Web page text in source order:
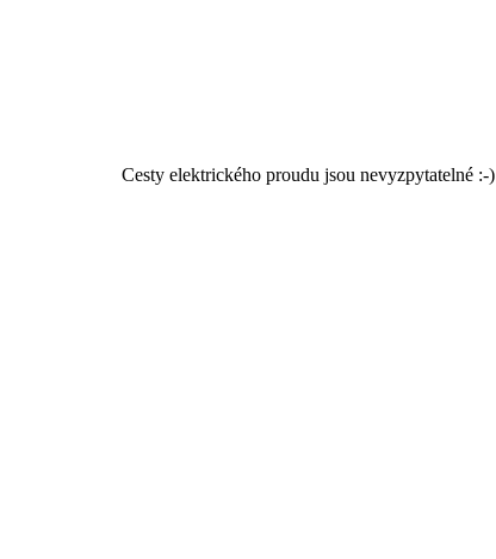
Cesty elektrického proudu jsou nevyzpytatelné :-)